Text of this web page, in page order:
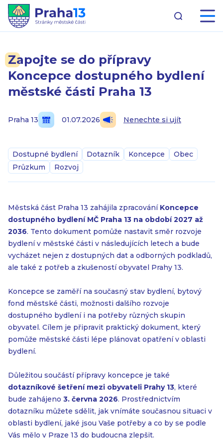
Zapojte se do přípravy
Koncepce dostupného bydlení
městské části Praha 13
Praha 13 01.07.2026 Nenechte si ujít
Dostupné bydlení Dotazník Koncepce
Obec
Průzkum
Rozvoj
Městská část Praha 13 zahájila zpracování Koncepce
dostupného bydlení MČ Praha 13 na období 2027 až
2036. Tento dokument pomůže nastavit směr rozvoje
bydlení v městské části v následujících letech a bude
vycházet nejen z dostupných dat a odborných podkladů,
ale také z potřeb a zkušeností obyvatel Prahy 13.
Koncepce se zaměří na současný stav bydlení, bytový
fond městské části, možnosti dalšího rozvoje
dostupného bydlení i na potřeby různých skupin
obyvatel. Cílem je připravit praktický dokument, který
pomůže městské části lépe plánovat opatření v oblasti
bydlení.
Důležitou součástí přípravy koncepce je také
dotazníkové šetření mezi obyvateli Prahy 13, které
bude zahájeno 3. června 2026. Prostřednictvím
dotazníku můžete sdělit, jak vnímáte současnou situaci v
oblasti bydlení, jaké jsou Vaše potřeby a co by se podle
Vás mělo v Praze 13 do budoucna zlepšit.